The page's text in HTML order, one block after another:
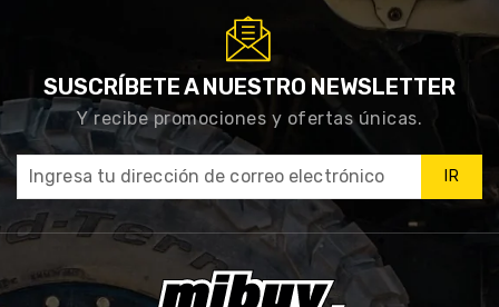
SUSCRÍBETE A NUESTRO NEWSLETTER
Y recibe promociones y ofertas únicas.
IR